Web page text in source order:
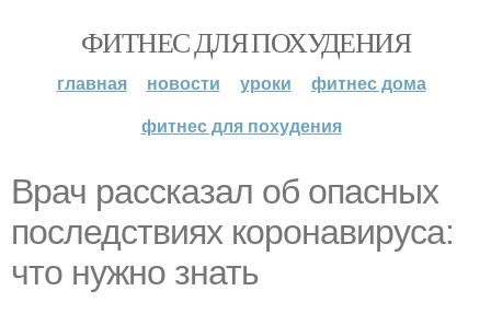
ФИТНЕС ДЛЯ ПОХУДЕНИЯ
главная новости уроки
фитнес дома
фитнес для похудения
Врач рассказал об опасных
последствиях коронавируса:
что нужно знать